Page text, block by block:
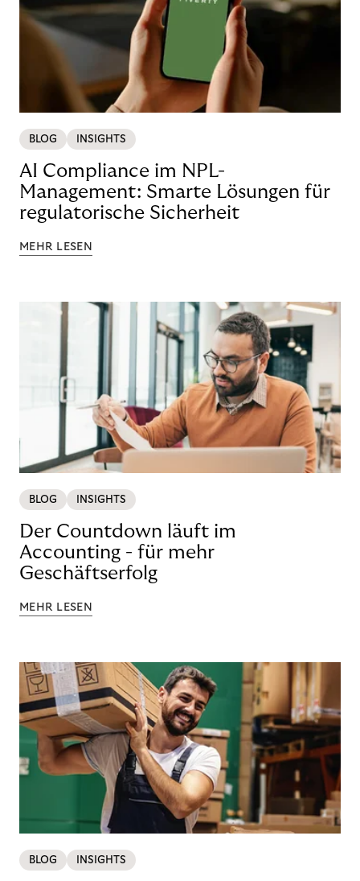
BLOG INSIGHTS
AI Compliance im NPL-
Management: Smarte Lösungen für
regulatorische Sicherheit
MEHR LESEN
BLOG INSIGHTS
Der Countdown läuft im
Accounting - für mehr
Geschäftserfolg
MEHR LESEN
BLOG INSIGHTS